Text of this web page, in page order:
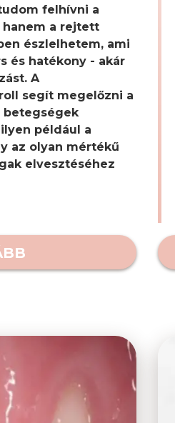
felhívni a
a rejtett
észlelhetem, ami
és hatékony - akár
A
segít megelőzni a
betegségek
például a
az olyan mértékű
elvesztéséhez